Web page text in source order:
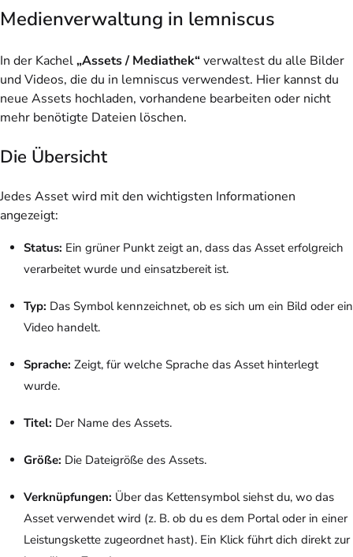
Medienverwaltung in lemniscus
In der Kachel„Assets / Mediathek“verwaltest du alle Bilder
und Videos, die du in lemniscus verwendest. Hier kannst du
neue Assets hochladen, vorhandene bearbeiten oder nicht
mehr benötigte Dateien löschen.
Die Übersicht
Jedes Asset wird mit den wichtigsten Informationen
angezeigt:
Status: Ein grüner Punkt zeigt an, dass das Asset erfolgreich
verarbeitet wurde und einsatzbereit ist.
Typ: Das Symbol kennzeichnet, ob es sich um ein Bild oder ein
Video handelt.
Sprache: Zeigt, für welche Sprache das Asset hinterlegt
wurde.
Titel: Der Name des Assets.
Größe: Die Dateigröße des Assets.
Verknüpfungen: Über das Kettensymbol siehst du, wo das
Asset verwendet wird (z. B. ob du es dem Portal oder in einer
Leistungskette zugeordnet hast). Ein Klick führt dich direkt zur